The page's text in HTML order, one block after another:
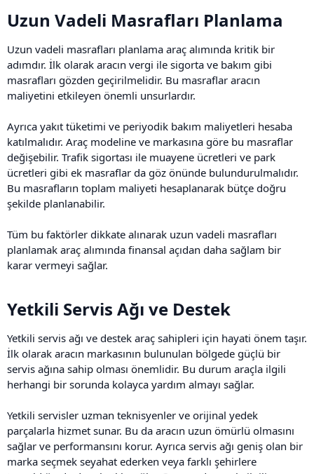
Uzun Vadeli Masrafları Planlama​
Uzun vadeli masrafları planlama araç alımında kritik bir
adımdır. İlk olarak aracın vergi ile sigorta ve bakım gibi
masrafları gözden geçirilmelidir. Bu masraflar aracın
maliyetini etkileyen önemli unsurlardır.
Ayrıca yakıt tüketimi ve periyodik bakım maliyetleri hesaba
katılmalıdır. Araç modeline ve markasına göre bu masraflar
değişebilir. Trafik sigortası ile muayene ücretleri ve park
ücretleri gibi ek masraflar da göz önünde bulundurulmalıdır.
Bu masrafların toplam maliyeti hesaplanarak bütçe doğru
şekilde planlanabilir.
Tüm bu faktörler dikkate alınarak uzun vadeli masrafları
planlamak araç alımında finansal açıdan daha sağlam bir
karar vermeyi sağlar.
Yetkili Servis Ağı ve Destek​
Yetkili servis ağı ve destek araç sahipleri için hayati önem taşır.
İlk olarak aracın markasının bulunulan bölgede güçlü bir
servis ağına sahip olması önemlidir. Bu durum araçla ilgili
herhangi bir sorunda kolayca yardım almayı sağlar.
Yetkili servisler uzman teknisyenler ve orijinal yedek
parçalarla hizmet sunar. Bu da aracın uzun ömürlü olmasını
sağlar ve performansını korur. Ayrıca servis ağı geniş olan bir
marka seçmek seyahat ederken veya farklı şehirlere